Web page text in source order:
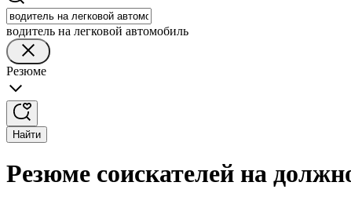
водитель на легковой автомобиль
Резюме
Найти
Резюме соискателей на